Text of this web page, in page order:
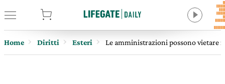
Home Diritti Esteri Le amministrazioni possono vietare